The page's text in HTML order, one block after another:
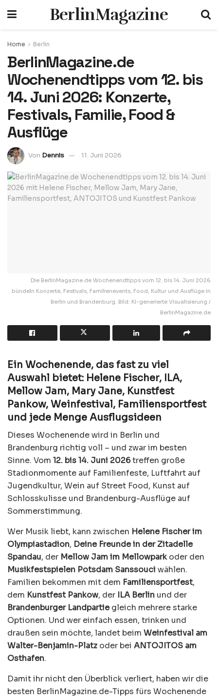
BerlinMagazine
Home Berlin
BerlinMagazine.de
Wochenendtipps vom 12. bis
14. Juni 2026: Konzerte,
Festivals, Familie, Food &
Ausflüge
Von Dennis 11. Juni 2026
Die BerlinMagazine.de Wochenendtipps vom 12. bis 14. Juni 2026
bündeln Konzerte, Festivals, Familienevents, Food, Kultur und Ausflüge in
Berlin und Brandenburg. Bild: KI-generierte Visualisierung /
BerlinMagazine.de
Ein Wochenende, das fast zu viel
Auswahl bietet: Helene Fischer, ILA,
Mellow Jam, Mary Jane, Kunstfest
Pankow, Weinfestival, Familiensportfest
und jede Menge Ausflugsideen
Dieses Wochenende wird in Berlin und
Brandenburg richtig voll – und zwar im besten
Sinne. Vom 12. bis 14. Juni 2026treffen große
Stadionmomente auf Familienfeste, Luftfahrt auf
Jugendkultur, Wein auf Street Food, Kunst auf
Schlosskulisse und Brandenburg-Ausflüge auf
Sommerstimmung.
Wer Musik liebt, kann zwischen Helene Fischer im
Olympiastadion, Deine Freunde in der Zitadelle
Spandau, der Mellow Jam im Mellowparkoder den
Musikfestspielen Potsdam Sanssouci wählen.
Familien bekommen mit dem Familiensportfest,
dem Kunstfest Pankow, der ILA Berlin und der
Brandenburger Landpartiegleich mehrere starke
Optionen. Und wer einfach essen, trinken und
draußen sein möchte, landet beim Weinfestival am
Walter-Benjamin-Platz oder bei ANTOJITOS am
Osthafen.
Damit ihr nicht den Überblick verliert, haben wir die
besten BerlinMagazine.de-Tipps fürs Wochenende